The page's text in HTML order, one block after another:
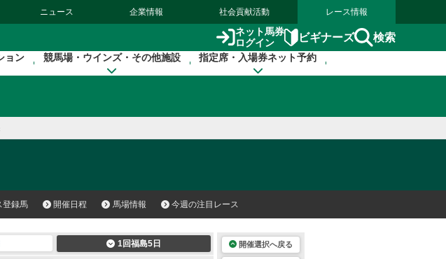
ニュース 企業情報 社会貢献活動 レース情報
ネット馬券
ログイン
ビギナーズ 検索
ョン 競馬場・ウインズ・その他施設 指定席・入場券ネット予約
登録馬 開催日程 馬場情報 今週の注目レース
1回福島5日 開催選択へ戻る